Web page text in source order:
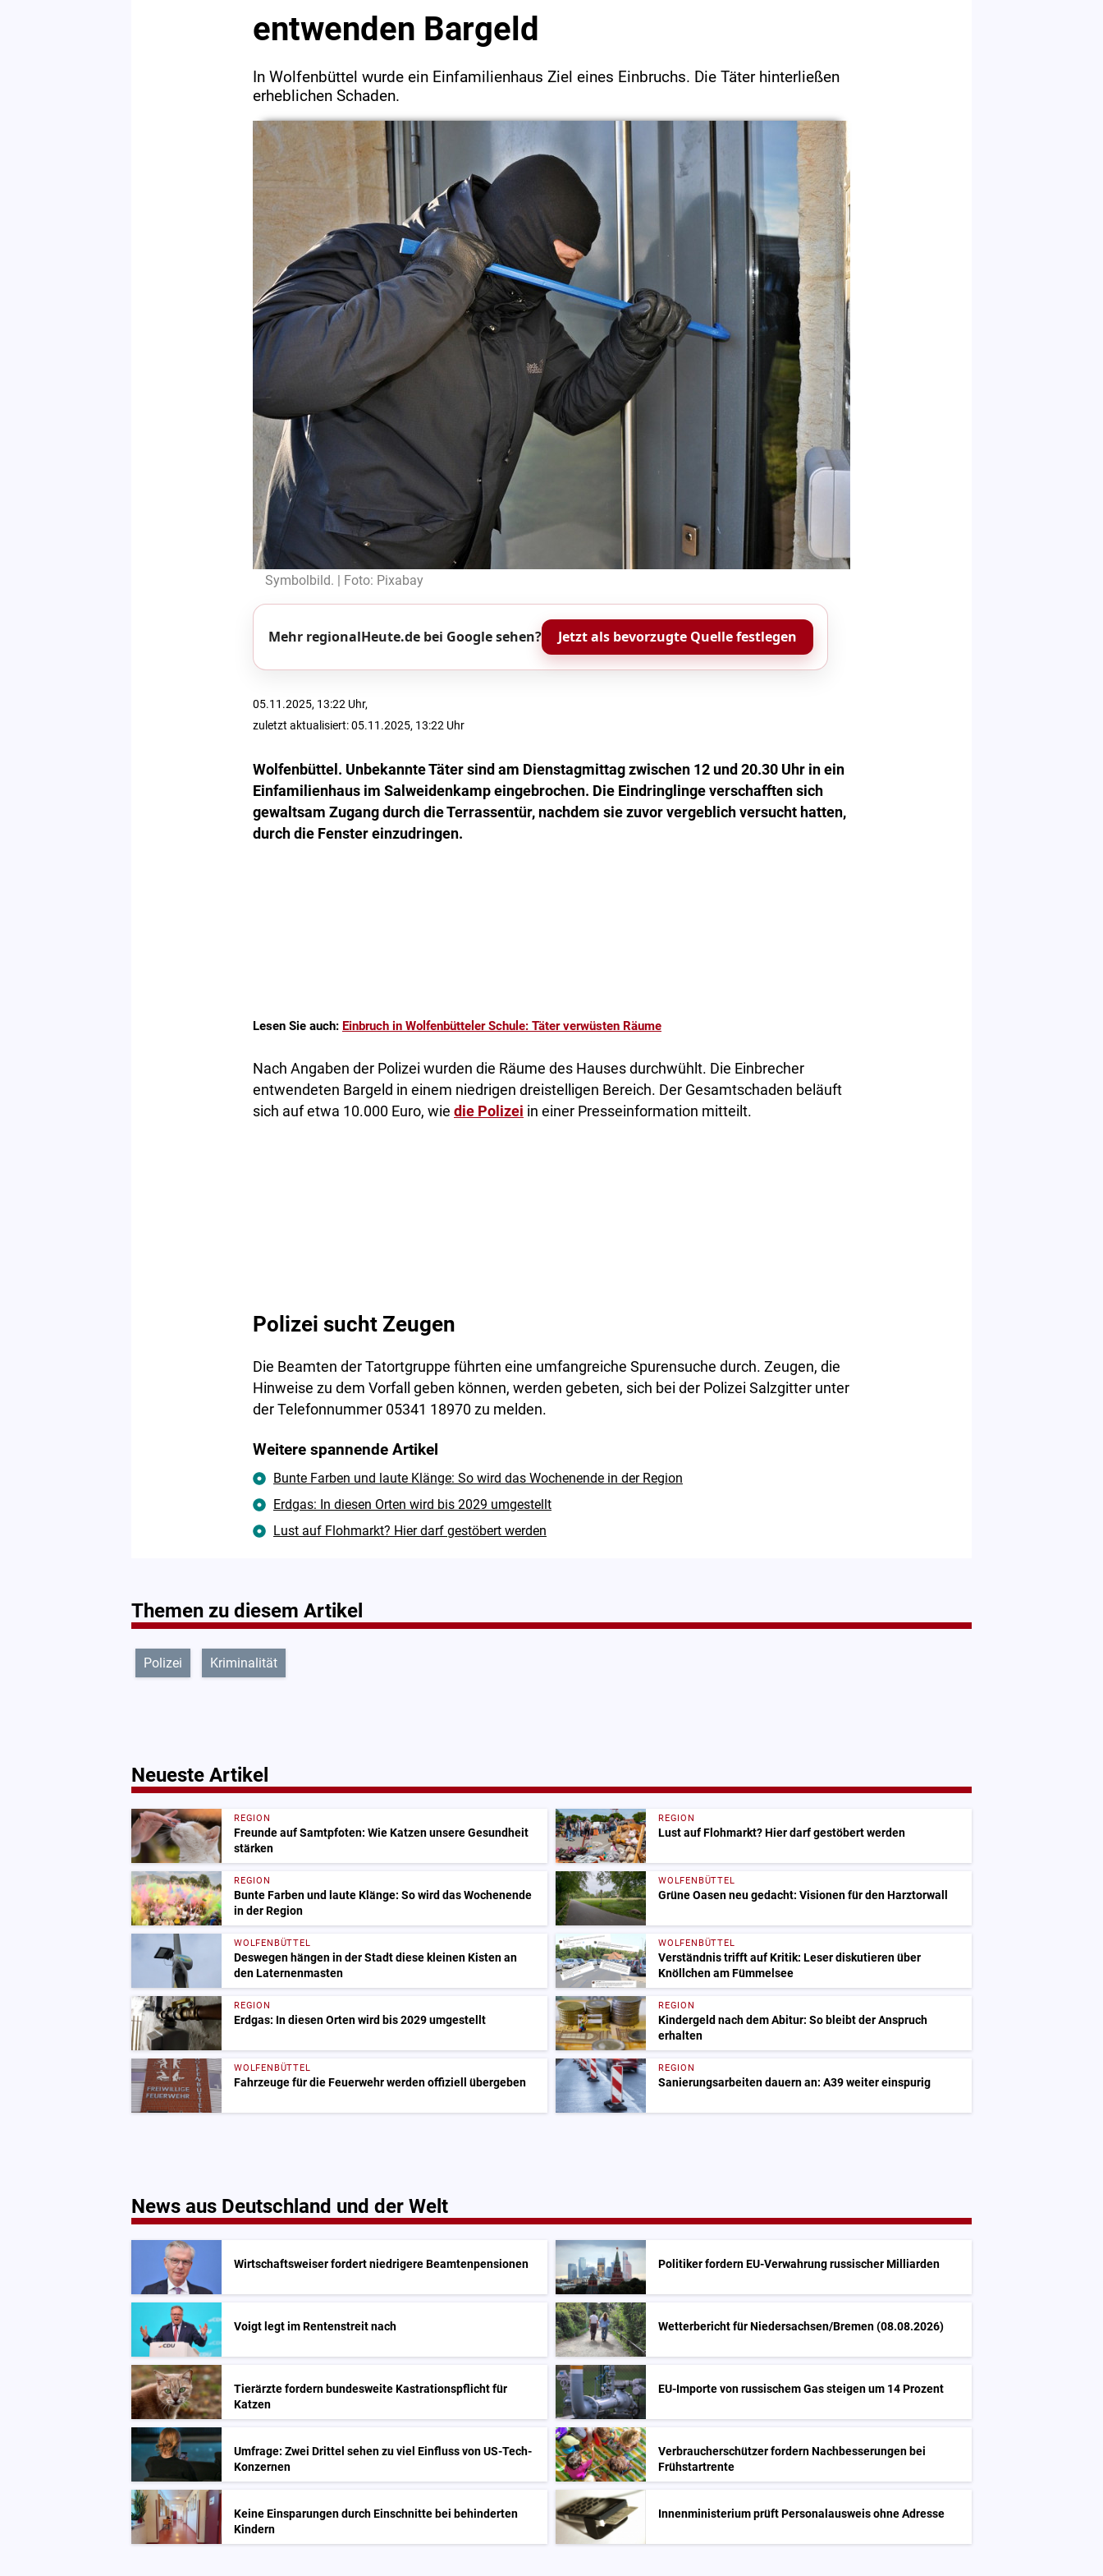
entwenden Bargeld
In Wolfenbüttel wurde ein Einfamilienhaus Ziel eines Einbruchs. Die Täter hinterließen
erheblichen Schaden.
Symbolbild. | Foto: Pixabay
Mehr regionalHeute.de bei Google sehen? Jetzt als bevorzugte Quelle festlegen
05.11.2025, 13:22 Uhr,
zuletzt aktualisiert: 05.11.2025, 13:22 Uhr
Wolfenbüttel. Unbekannte Täter sind am Dienstagmittag zwischen 12 und 20.30 Uhr in ein
Einfamilienhaus im Salweidenkamp eingebrochen. Die Eindringlinge verschafften sich
gewaltsam Zugang durch die Terrassentür, nachdem sie zuvor vergeblich versucht hatten,
durch die Fenster einzudringen.
Lesen Sie auch: Einbruch in Wolfenbütteler Schule: Täter verwüsten Räume
Nach Angaben der Polizei wurden die Räume des Hauses durchwühlt. Die Einbrecher
entwendeten Bargeld in einem niedrigen dreistelligen Bereich. Der Gesamtschaden beläuft
sich auf etwa 10.000 Euro, wie die Polizei in einer Presseinformation mitteilt.
Polizei sucht Zeugen
Die Beamten der Tatortgruppe führten eine umfangreiche Spurensuche durch. Zeugen, die
Hinweise zu dem Vorfall geben können, werden gebeten, sich bei der Polizei Salzgitter unter
der Telefonnummer 05341 18970 zu melden.
Weitere spannende Artikel
Bunte Farben und laute Klänge: So wird das Wochenende in der Region
Erdgas: In diesen Orten wird bis 2029 umgestellt
Lust auf Flohmarkt? Hier darf gestöbert werden
Themen zu diesem Artikel
Polizei Kriminalität
Neueste Artikel
REGION
Freunde auf Samtpfoten: Wie Katzen unsere Gesundheit
stärken
REGION
Lust auf Flohmarkt? Hier darf gestöbert werden
REGION
Bunte Farben und laute Klänge: So wird das Wochenende
in der Region
WOLFENBÜTTEL
Grüne Oasen neu gedacht: Visionen für den Harztorwall
WOLFENBÜTTEL
Deswegen hängen in der Stadt diese kleinen Kisten an
den Laternenmasten
WOLFENBÜTTEL
Verständnis trifft auf Kritik: Leser diskutieren über
Knöllchen am Fümmelsee
REGION
Erdgas: In diesen Orten wird bis 2029 umgestellt
REGION
Kindergeld nach dem Abitur: So bleibt der Anspruch
erhalten
WOLFENBÜTTEL
Fahrzeuge für die Feuerwehr werden offiziell übergeben
REGION
Sanierungsarbeiten dauern an: A39 weiter einspurig
News aus Deutschland und der Welt
Wirtschaftsweiser fordert niedrigere Beamtenpensionen Politiker fordern EU-Verwahrung russischer Milliarden
Voigt legt im Rentenstreit nach Wetterbericht für Niedersachsen/Bremen (08.08.2026)
Tierärzte fordern bundesweite Kastrationspflicht für
Katzen
EU-Importe von russischem Gas steigen um 14 Prozent
Umfrage: Zwei Drittel sehen zu viel Einfluss von US-Tech-
Konzernen
Verbraucherschützer fordern Nachbesserungen bei
Frühstartrente
Keine Einsparungen durch Einschnitte bei behinderten
Kindern
Innenministerium prüft Personalausweis ohne Adresse